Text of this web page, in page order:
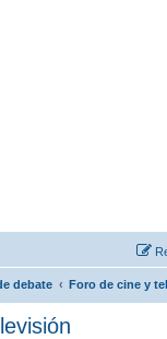
debate Foro de cine y